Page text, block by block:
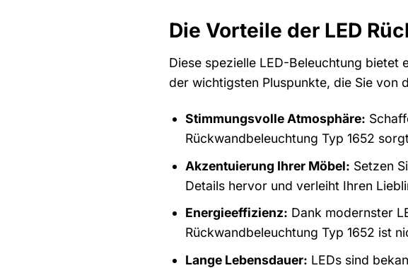
Die Vorteile der LED
Diese spezielle LED-Beleuchtung bietet
der wichtigsten Pluspunkte, die Sie von
Stimmungsvolle Atmosphäre:
Rückwandbeleuchtung Typ 1652
Akzentuierung Ihrer Möbel: Setzen
Details hervor und verleiht Ihren
Energieeffizienz: Dank modernster
Rückwandbeleuchtung Typ 1652 ist
Lange Lebensdauer: LEDs sind